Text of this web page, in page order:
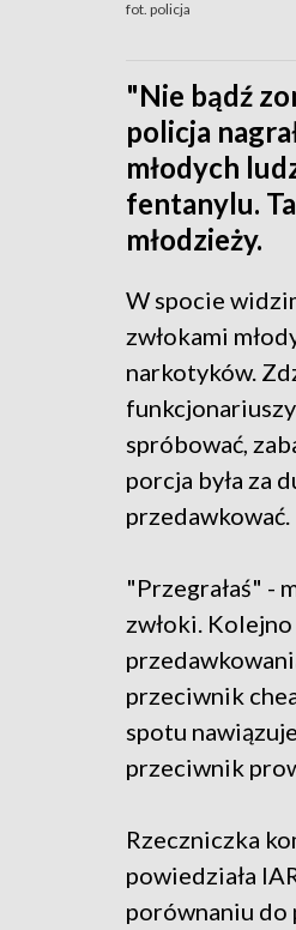
fot. policja
"Nie bądź
policja
młodych
fentanylu.
młodzieży.
W spocie
zwłokami
narkotyków.
spróbować,
porcja była za
przedawkować.
"Przegrałaś" -
zwłoki.
przeciwnik
spotu
przeciwnik
Rzeczniczka
powiedziała
porównaniu do